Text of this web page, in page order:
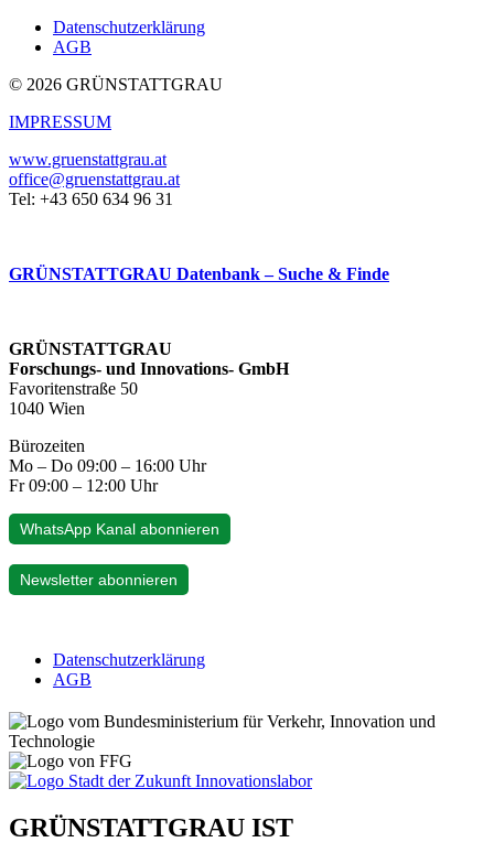
Datenschutzerklärung
AGB
© 2026 GRÜNSTATTGRAU
IMPRESSUM
www.gruenstattgrau.at
office@gruenstattgrau.at
Tel: +43 650 634 96 31
GRÜNSTATTGRAU Datenbank – Suche & Finde
GRÜNSTATTGRAU
Forschungs- und Innovations- GmbH
Favoritenstraße 50
1040 Wien
Bürozeiten
Mo – Do 09:00 – 16:00 Uhr
Fr 09:00 – 12:00 Uhr
WhatsApp Kanal abonnieren
Newsletter abonnieren
Datenschutzerklärung
AGB
GRÜNSTATTGRAU IST